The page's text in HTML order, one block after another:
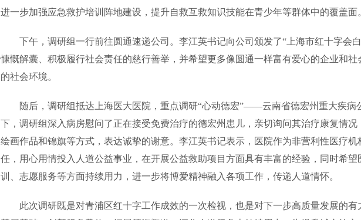
进一步加强应急救护培训阵地建设，提升自救互救知识技能在青少年等群体中的覆盖面
下午，调研组一行前往圆通速递公司。李江英书记向公司颁发了“上海市红十字会
慷慨解囊、积极履行社会责任的慈行善举，并希望更多像圆通一样富有爱心的企业和
的社会环境。
随后，调研组抵达上海医大医院，重点调研“心动德宏”——云南省德宏州重大疾病
下，调研组深入病房慰问了正在接受免费治疗的德宏州患儿，亲切询问其治疗康复情
绘画作品和锦旗等方式，表达诚挚的谢意。李江英书记表示，医院作为非营利性医疗
任，用心用情投入人道公益事业，在开展公益救助项目方面具有丰富的经验，同时希
训、志愿服务等方面持续用力，进一步将博爱精神融入各项工作，传递人道情怀。
此次调研既是对青浦区红十字工作成效的一次检视，也是对下一步高质量发展的